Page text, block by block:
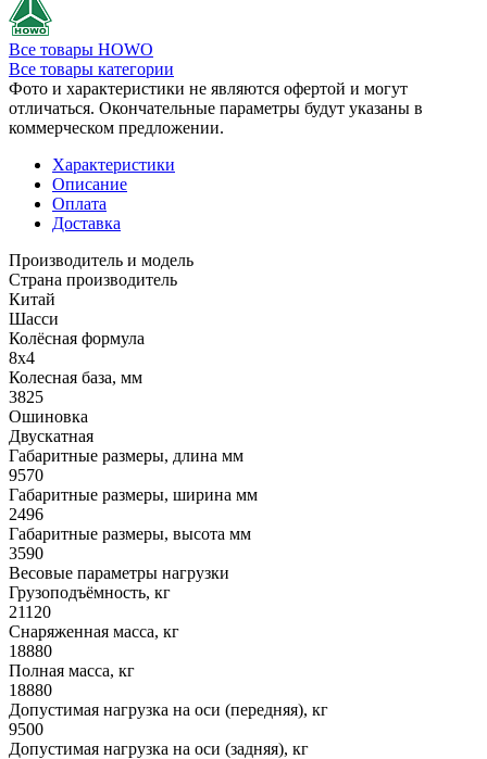
Все товары HOWO
Все товары категории
Фото и характеристики не являются офертой и могут
отличаться. Окончательные параметры будут указаны в
коммерческом предложении.
Характеристики
Описание
Оплата
Доставка
Производитель и модель
Страна производитель
Китай
Шасси
Колёсная формула
8x4
Колесная база, мм
3825
Ошиновка
Двускатная
Габаритные размеры, длина мм
9570
Габаритные размеры, ширина мм
2496
Габаритные размеры, высота мм
3590
Весовые параметры нагрузки
Грузоподъёмность, кг
21120
Снаряженная масса, кг
18880
Полная масса, кг
18880
Допустимая нагрузка на оси (передняя), кг
9500
Допустимая нагрузка на оси (задняя), кг